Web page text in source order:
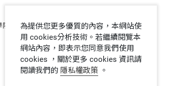
為提供您更多優質的內容，本網站使
用 cookies分析技術。若繼續閱覽本
網站內容，即表示您同意我們使用
cookies ，關於更多 cookies 資訊請
閱讀我們的 隱私權政策 。